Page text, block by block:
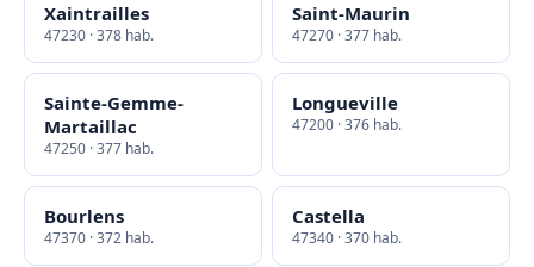
Xaintrailles
47230 · 378 hab.
Saint-Maurin
47270 · 377 hab.
Sainte-Gemme-
Martaillac
47250 · 377 hab.
Longueville
47200 · 376 hab.
Bourlens
47370 · 372 hab.
Castella
47340 · 370 hab.